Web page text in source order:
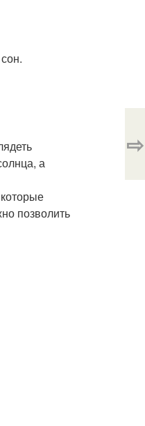
а
позволить
⇨